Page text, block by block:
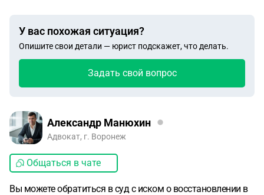
У вас похожая ситуация?
Опишите свои детали — юрист подскажет, что делать.
Задать свой вопрос
Александр Манюхин
Адвокат, г. Воронеж
Общаться в чате
Вы можете обратиться в суд с иском о восстановлении в